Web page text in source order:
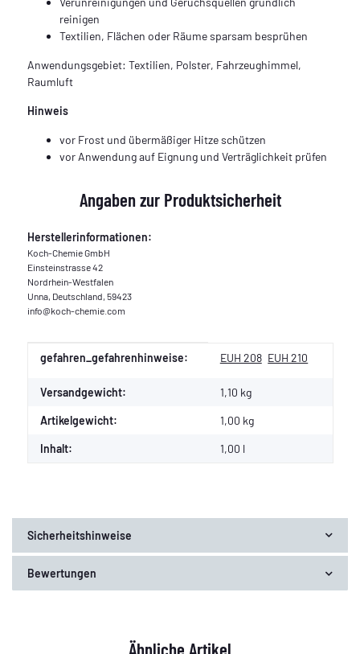
reinigen
Textilien, Flächen oder Räume sparsam besprühen
Anwendungsgebiet: Textilien, Polster, Fahrzeughimmel,
Raumluft
Hinweis
vor Frost und übermäßiger Hitze schützen
vor Anwendung auf Eignung und Verträglichkeit prüfen
Angaben zur Produktsicherheit
Herstellerinformationen:
Koch-Chemie GmbH
Einsteinstrasse 42
Nordrhein-Westfalen
Unna, Deutschland, 59423
info@koch-chemie.com
Produkteigenschaft
Wert
gefahren_gefahrenhinweise: EUH 208 EUH 210
Versandgewicht: 1,10 kg
Artikelgewicht: 1,00 kg
Inhalt: 1,00 l
Sicherheitshinweise
Bewertungen
Ähnliche Artikel